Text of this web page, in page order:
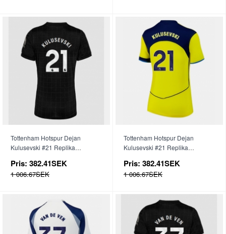
Tottenham Hotspur Dejan
Kulusevski #21 Replika
Kortärmad
Pris: 382.41SEK
1 006.67SEK
Tottenham Hotspur Dejan
Kulusevski #21 Replika
Kortärmad
Pris: 382.41SEK
1 006.67SEK